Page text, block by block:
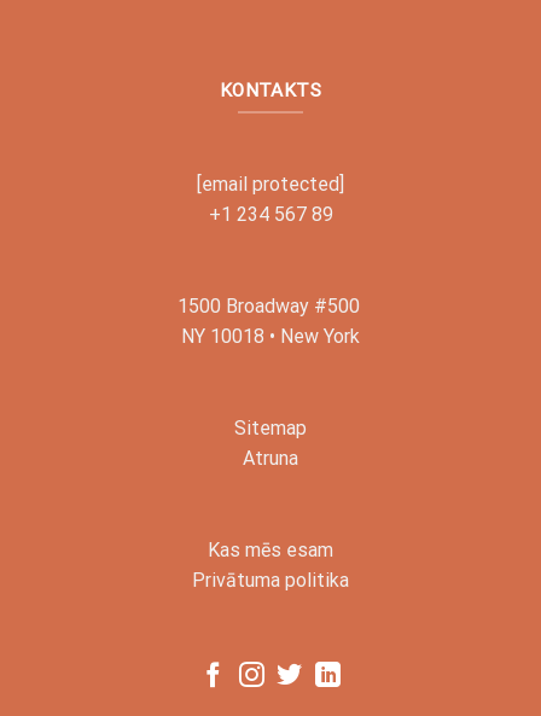
KONTAKTS
[email protected]
+1 234 567 89
1500 Broadway #500
NY 10018 • New York
Sitemap
Atruna
Kas mēs esam
Privātuma politika